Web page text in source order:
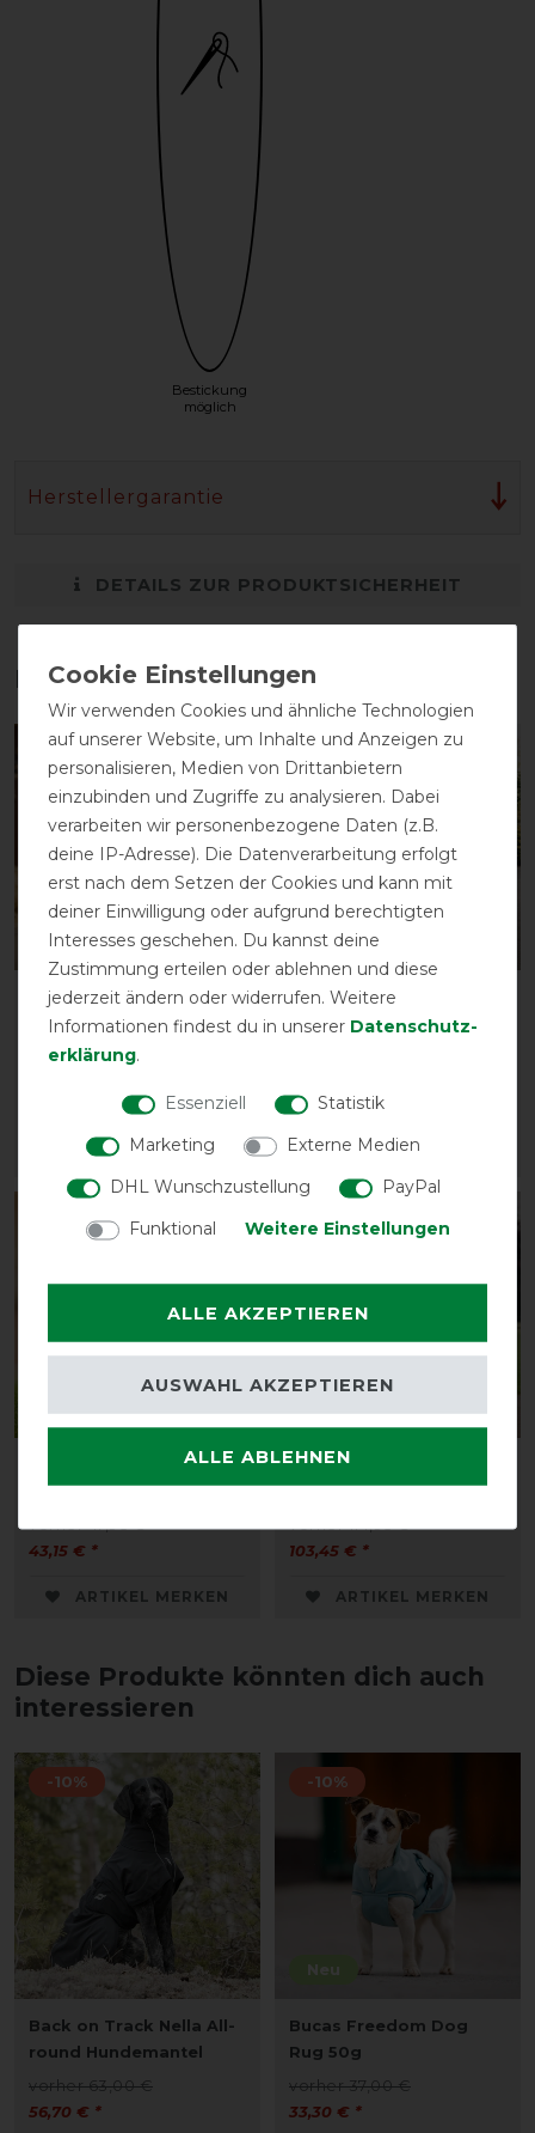
Bestickung
möglich
Herstellergarantie
DETAILS ZUR PRODUKTSICHERHEIT
Das perfekte Zubehör für dich
Horseware Signature
Dog Rug 200g
vorher 42,95 €
ARTIKEL MERKEN
Horseware Signature
Travel Series
143,95 € *
ARTIKEL MERKEN
Horseware Signature
Dog Rain Coat 0g
vorher 47,95 €
43,15 € *
ARTIKEL MERKEN
-10%
Horseware Signature
Sport Cooler
vorher 114,95 €
103,45 € *
ARTIKEL MERKEN
Diese Produkte könnten dich auch
interessieren
-10%
Back on Track Nella All-
round Hundemantel
vorher 63,00 €
56,70 € *
Neu
-10%
Bucas Freedom Dog
Rug 50g
vorher 37,00 €
33,30 € *
Wir verwenden Cookies und ähnliche Technologien
auf unserer Website, um Inhalte und Anzeigen zu
personalisieren, Medien von Drittanbietern
einzubinden und Zugriffe zu analysieren. Dabei
verarbeiten wir personenbezogene Daten (z.B.
deine IP-Adresse). Die Datenverarbeitung erfolgt
erst nach dem Setzen der Cookies und kann mit
deiner Einwilligung oder aufgrund berechtigten
Interesses geschehen. Du kannst deine
Zustimmung erteilen oder ablehnen und diese
jederzeit ändern oder widerrufen. Weitere
Informationen findest du in unserer Daten­schutz­
erklärung.
Essenziell
Statistik
Marketing
Externe Medien
DHL Wunschzustellung
PayPal
Funktional
Weitere Einstellungen
ALLE AKZEPTIEREN
ALLE ABLEHNEN
AUSWAHL AKZEPTIEREN